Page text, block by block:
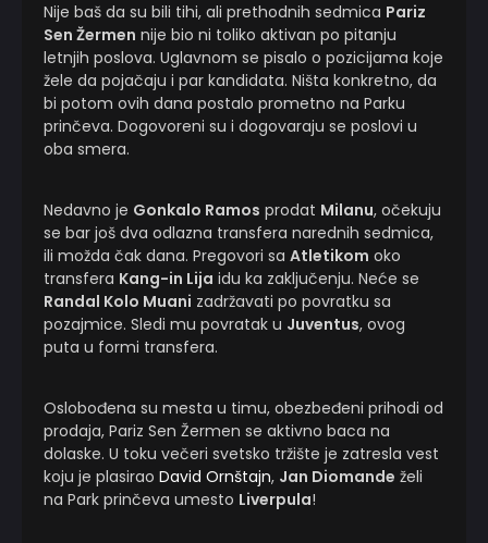
Nije baš da su bili tihi, ali prethodnih sedmica Pariz
Sen Žermen nije bio ni toliko aktivan po pitanju
letnjih poslova. Uglavnom se pisalo o pozicijama koje
žele da pojačaju i par kandidata. Ništa konkretno, da
bi potom ovih dana postalo prometno na Parku
prinčeva. Dogovoreni su i dogovaraju se poslovi u
oba smera.
Nedavno je Gonkalo Ramos prodat Milanu, očekuju
se bar još dva odlazna transfera narednih sedmica,
ili možda čak dana. Pregovori sa Atletikom oko
transfera Kang-in Lija idu ka zaključenju. Neće se
Randal Kolo Muani zadržavati po povratku sa
pozajmice. Sledi mu povratak u Juventus, ovog
puta u formi transfera.
Oslobođena su mesta u timu, obezbeđeni prihodi od
prodaja, Pariz Sen Žermen se aktivno baca na
dolaske. U toku večeri svetsko tržište je zatresla vest
koju je plasirao David Ornštajn, Jan Diomande želi
na Park prinčeva umesto Liverpula!